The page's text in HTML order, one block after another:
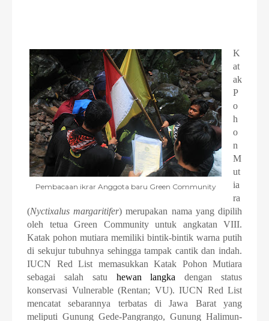
Pembacaan ikrar Anggota baru Green Community
K
at
ak
P
o
h
o
n
M
ut
ia
ra
(Nyctixalus margaritifer) merupakan nama yang dipilih
oleh tetua Green Community untuk angkatan VIII.
Katak pohon mutiara memiliki bintik-bintik warna putih
di sekujur tubuhnya sehingga tampak cantik dan indah.
IUCN Red List memasukkan Katak Pohon Mutiara
sebagai salah satu hewan langka dengan status
konservasi Vulnerable (Rentan; VU). IUCN Red List
mencatat sebarannya terbatas di Jawa Barat yang
meliputi Gunung Gede-Pangrango, Gunung Halimun-